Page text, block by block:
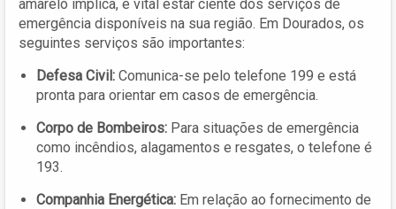
amarelo implica, é vital estar ciente dos serviços de
emergência disponíveis na sua região. Em Dourados, os
seguintes serviços são importantes:
Defesa Civil: Comunica-se pelo telefone 199 e está
pronta para orientar em casos de emergência.
Corpo de Bombeiros: Para situações de emergência
como incêndios, alagamentos e resgates, o telefone é
193.
Companhia Energética: Em relação ao fornecimento de